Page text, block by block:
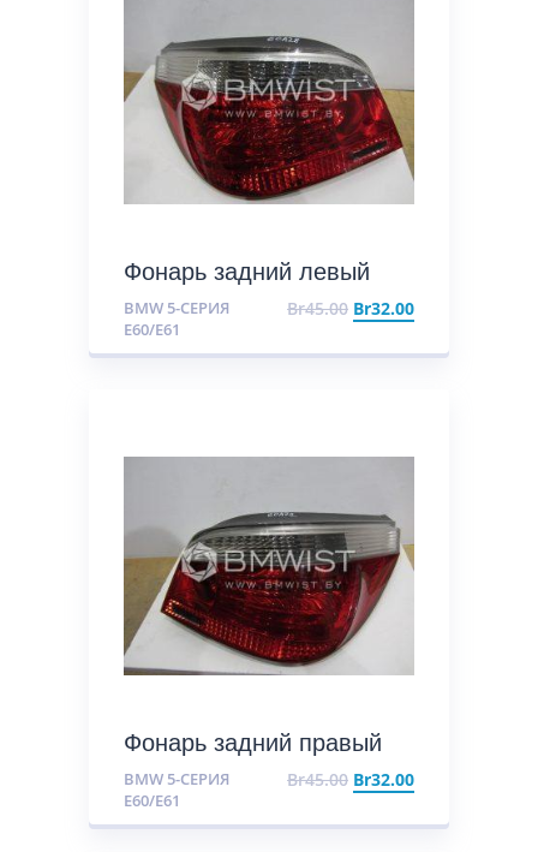
Фонарь задний левый
BMW 5-СЕРИЯ
E60/E61
Br45.00 Br32.00
Фонарь задний правый
BMW 5-СЕРИЯ
E60/E61
Br45.00 Br32.00